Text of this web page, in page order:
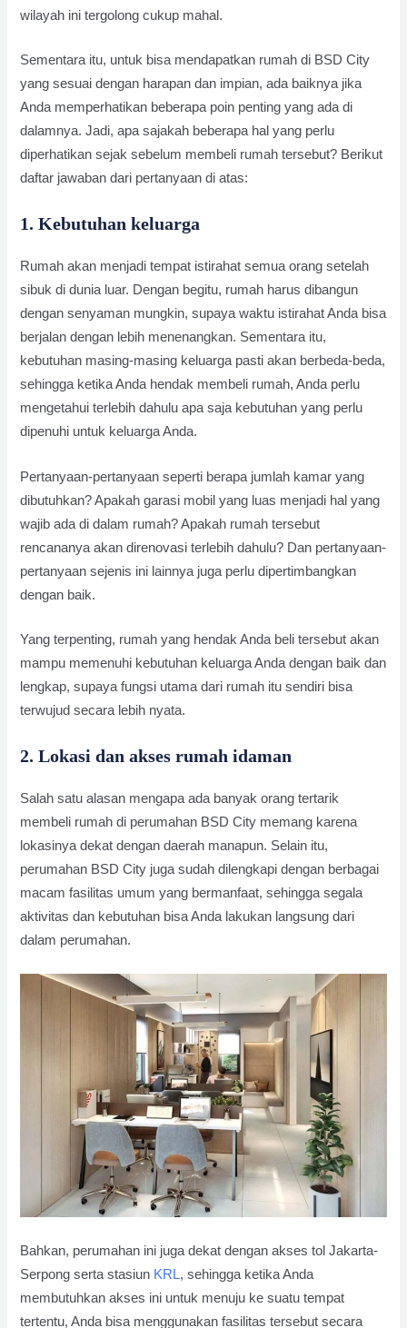
wilayah ini tergolong cukup mahal.
Sementara itu, untuk bisa mendapatkan rumah di BSD City
yang sesuai dengan harapan dan impian, ada baiknya jika
Anda memperhatikan beberapa poin penting yang ada di
dalamnya. Jadi, apa sajakah beberapa hal yang perlu
diperhatikan sejak sebelum membeli rumah tersebut? Berikut
daftar jawaban dari pertanyaan di atas:
1. Kebutuhan keluarga
Rumah akan menjadi tempat istirahat semua orang setelah
sibuk di dunia luar. Dengan begitu, rumah harus dibangun
dengan senyaman mungkin, supaya waktu istirahat Anda bisa
berjalan dengan lebih menenangkan. Sementara itu,
kebutuhan masing-masing keluarga pasti akan berbeda-beda,
sehingga ketika Anda hendak membeli rumah, Anda perlu
mengetahui terlebih dahulu apa saja kebutuhan yang perlu
dipenuhi untuk keluarga Anda.
Pertanyaan-pertanyaan seperti berapa jumlah kamar yang
dibutuhkan? Apakah garasi mobil yang luas menjadi hal yang
wajib ada di dalam rumah? Apakah rumah tersebut
rencananya akan direnovasi terlebih dahulu? Dan pertanyaan-
pertanyaan sejenis ini lainnya juga perlu dipertimbangkan
dengan baik.
Yang terpenting, rumah yang hendak Anda beli tersebut akan
mampu memenuhi kebutuhan keluarga Anda dengan baik dan
lengkap, supaya fungsi utama dari rumah itu sendiri bisa
terwujud secara lebih nyata.
2. Lokasi dan akses rumah idaman
Salah satu alasan mengapa ada banyak orang tertarik
membeli rumah di perumahan BSD City memang karena
lokasinya dekat dengan daerah manapun. Selain itu,
perumahan BSD City juga sudah dilengkapi dengan berbagai
macam fasilitas umum yang bermanfaat, sehingga segala
aktivitas dan kebutuhan bisa Anda lakukan langsung dari
dalam perumahan.
Bahkan, perumahan ini juga dekat dengan akses tol Jakarta-
Serpong serta stasiun KRL, sehingga ketika Anda
membutuhkan akses ini untuk menuju ke suatu tempat
tertentu, Anda bisa menggunakan fasilitas tersebut secara